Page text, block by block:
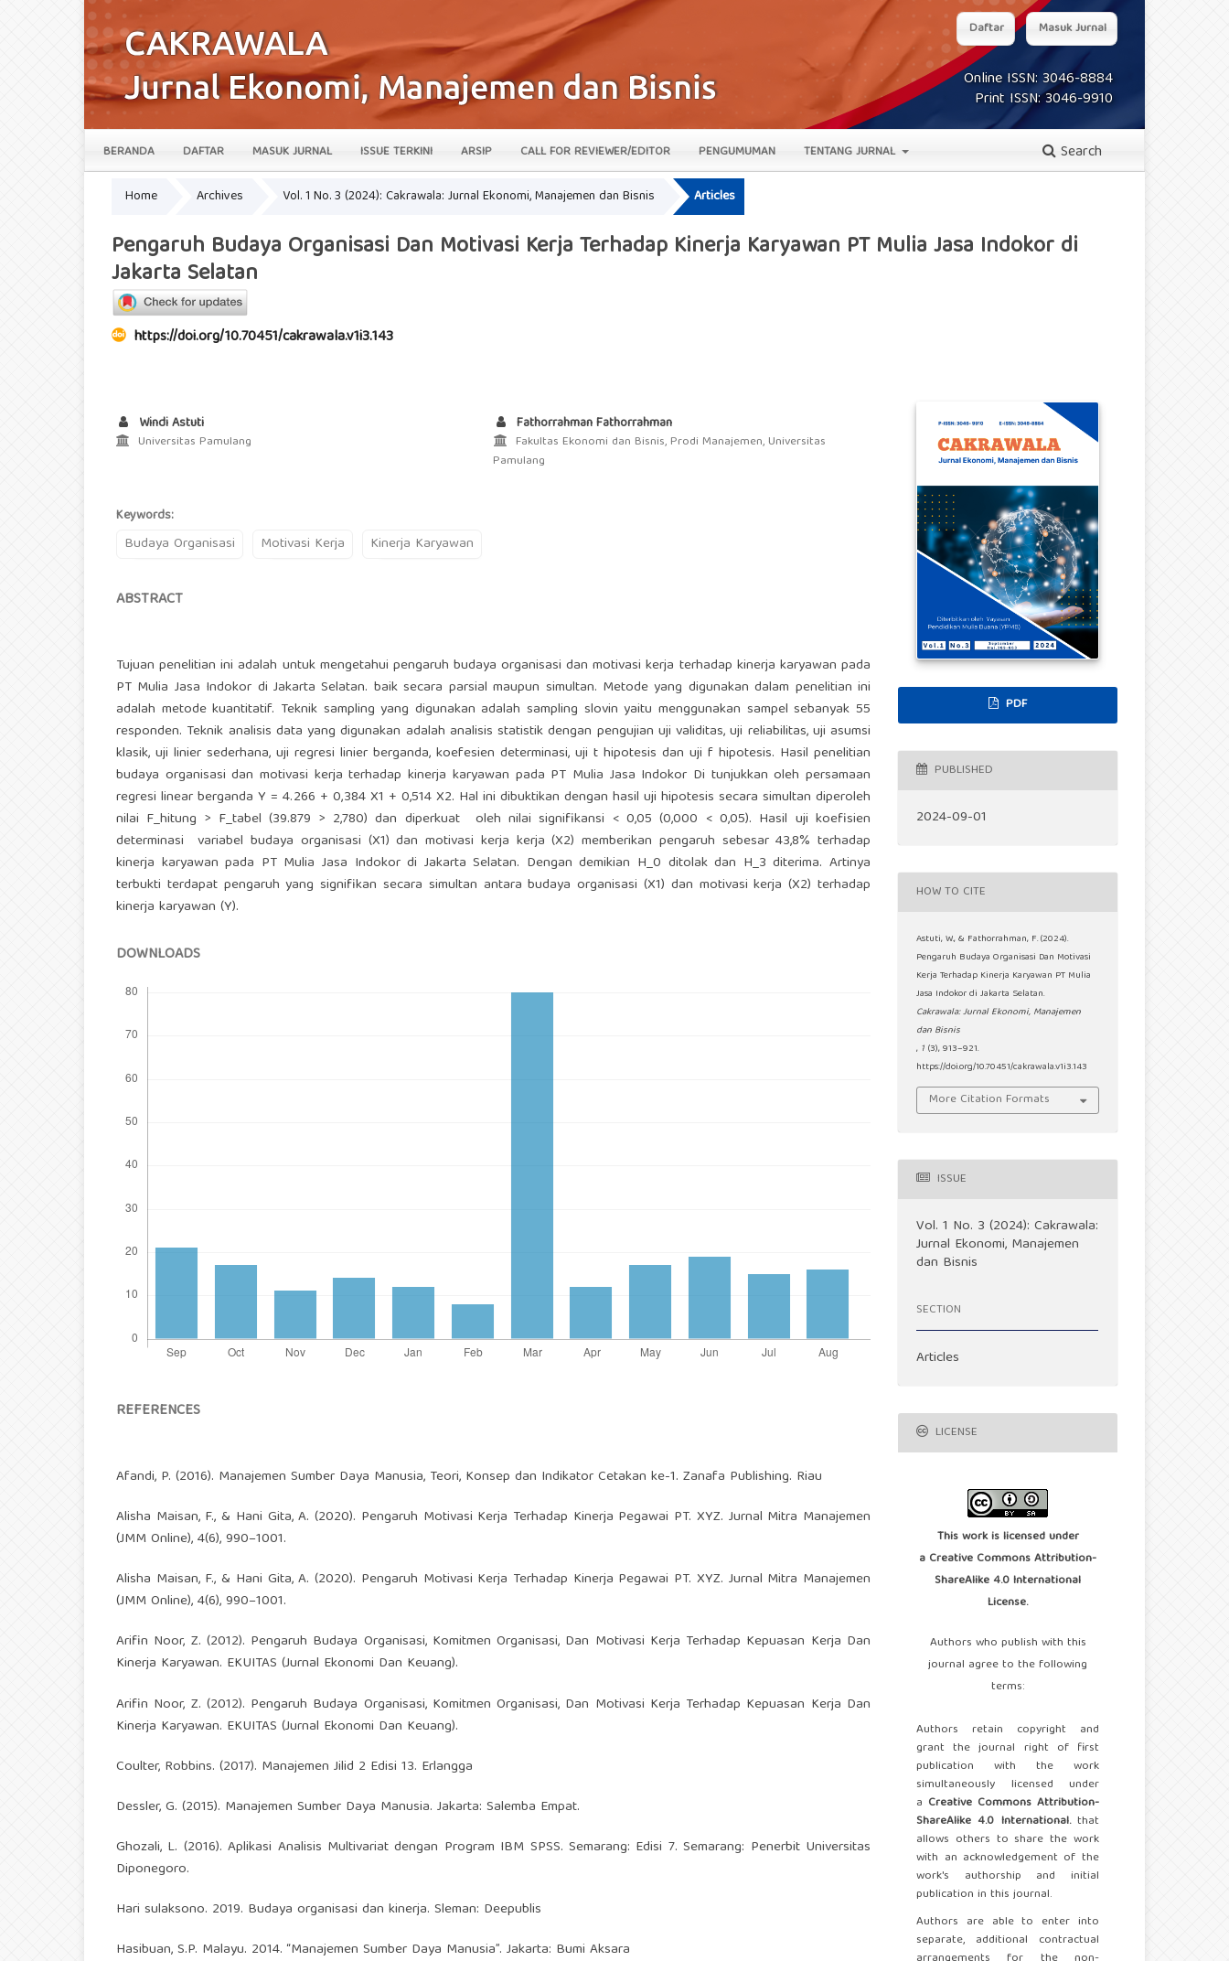
Online ISSN: 3046-8884
Print ISSN: 3046-9910
BERANDA DAFTAR MASUK JURNAL ISSUE TERKINI ARSIP CALL FOR REVIEWER/EDITOR PENGUMUMAN TENTANG JURNAL Search
Daftar Masuk Jurnal
Home Archives Vol. 1 No. 3 (2024): Cakrawala: Jurnal Ekonomi, Manajemen dan Bisnis Articles
Pengaruh Budaya Organisasi Dan Motivasi Kerja Terhadap Kinerja Karyawan PT Mulia Jasa Indokor di
Jakarta Selatan
https://doi.org/10.70451/cakrawala.v1i3.143
Windi Astuti
Universitas Pamulang
Fathorrahman Fathorrahman
Fakultas Ekonomi dan Bisnis, Prodi Manajemen, Universitas
Pamulang
Keywords:
Budaya Organisasi Motivasi Kerja Kinerja Karyawan
ABSTRACT
Tujuan penelitian ini adalah untuk mengetahui pengaruh budaya organisasi dan motivasi kerja terhadap kinerja karyawan pada
PT Mulia Jasa Indokor di Jakarta Selatan. baik secara parsial maupun simultan. Metode yang digunakan dalam penelitian ini
adalah metode kuantitatif. Teknik sampling yang digunakan adalah sampling slovin yaitu menggunakan sampel sebanyak 55
responden. Teknik analisis data yang digunakan adalah analisis statistik dengan pengujian uji validitas, uji reliabilitas, uji asumsi
klasik, uji linier sederhana, uji regresi linier berganda, koefesien determinasi, uji t hipotesis dan uji f hipotesis. Hasil penelitian
budaya organisasi dan motivasi kerja terhadap kinerja karyawan pada PT Mulia Jasa Indokor Di tunjukkan oleh persamaan
regresi linear berganda Y = 4.266 + 0,384 X1 + 0,514 X2. Hal ini dibuktikan dengan hasil uji hipotesis secara simultan diperoleh
nilai F_hitung > F_tabel (39.879 > 2,780) dan diperkuat oleh nilai signifikansi < 0,05 (0,000 < 0,05). Hasil uji koefisien
determinasi variabel budaya organisasi (X1) dan motivasi kerja kerja (X2) memberikan pengaruh sebesar 43,8% terhadap
kinerja karyawan pada PT Mulia Jasa Indokor di Jakarta Selatan. Dengan demikian H_0 ditolak dan H_3 diterima. Artinya
terbukti terdapat pengaruh yang signifikan secara simultan antara budaya organisasi (X1) dan motivasi kerja (X2) terhadap
kinerja karyawan (Y).
DOWNLOADS
REFERENCES
Afandi, P. (2016). Manajemen Sumber Daya Manusia, Teori, Konsep dan Indikator Cetakan ke-1. Zanafa Publishing. Riau
Alisha Maisan, F., & Hani Gita, A. (2020). Pengaruh Motivasi Kerja Terhadap Kinerja Pegawai PT. XYZ. Jurnal Mitra Manajemen
(JMM Online), 4(6), 990–1001.
Alisha Maisan, F., & Hani Gita, A. (2020). Pengaruh Motivasi Kerja Terhadap Kinerja Pegawai PT. XYZ. Jurnal Mitra Manajemen
(JMM Online), 4(6), 990–1001.
Arifin Noor, Z. (2012). Pengaruh Budaya Organisasi, Komitmen Organisasi, Dan Motivasi Kerja Terhadap Kepuasan Kerja Dan
Kinerja Karyawan. EKUITAS (Jurnal Ekonomi Dan Keuang).
Arifin Noor, Z. (2012). Pengaruh Budaya Organisasi, Komitmen Organisasi, Dan Motivasi Kerja Terhadap Kepuasan Kerja Dan
Kinerja Karyawan. EKUITAS (Jurnal Ekonomi Dan Keuang).
Coulter, Robbins. (2017). Manajemen Jilid 2 Edisi 13. Erlangga
Dessler, G. (2015). Manajemen Sumber Daya Manusia. Jakarta: Salemba Empat.
Ghozali, L. (2016). Aplikasi Analisis Multivariat dengan Program IBM SPSS. Semarang: Edisi 7. Semarang: Penerbit Universitas
Diponegoro.
Hari sulaksono. 2019. Budaya organisasi dan kinerja. Sleman: Deepublis
Hasibuan, S.P. Malayu. 2014. “Manajemen Sumber Daya Manusia”. Jakarta: Bumi Aksara
PDF
PUBLISHED
2024-09-01
HOW TO CITE
Astuti, W., & Fathorrahman, F. (2024).
Pengaruh Budaya Organisasi Dan Motivasi
Kerja Terhadap Kinerja Karyawan PT Mulia
Jasa Indokor di Jakarta Selatan.
Cakrawala: Jurnal Ekonomi, Manajemen
dan Bisnis
, 1 (3), 913–921.
https://doi.org/10.70451/cakrawala.v1i3.143
More Citation Formats
ISSUE
Vol. 1 No. 3 (2024): Cakrawala:
Jurnal Ekonomi, Manajemen
dan Bisnis
SECTION
Articles
LICENSE
This work is licensed under
a Creative Commons Attribution-
ShareAlike 4.0 International
License.
Authors who publish with this
journal agree to the following
terms:
Authors retain copyright and
grant the journal right of first
publication with the work
simultaneously licensed under
a Creative Commons Attribution-
ShareAlike 4.0 International.that
allows others to share the work
with an acknowledgement of the
work's authorship and initial
publication in this journal.
Authors are able to enter into
separate, additional contractual